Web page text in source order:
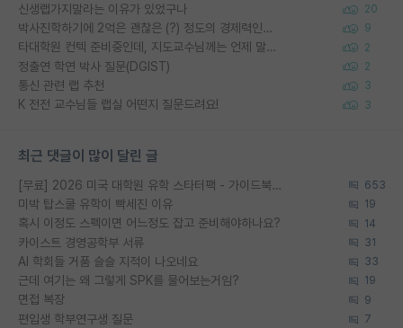
신생랩가지말라는 이유가 있었구나 20
박사진학하기에 2억은 괜찮은 (?) 정도의 경제력인가요 9
타대학원 컨텍 준비중인데, 지도교수님께는 언제 말씀드려야 할까요? 2
정출연 학연 박사 질문(DGIST) 2
통신 관련 랩 추천 3
K 전전 교수님들 랩실 어떤지 질문드려요! 3
최근 댓글이 많이 달린 글
[무료] 2026 미국 대학원 유학 스타터팩 - 가이드북 & 합격자 컨택메일 템플릿 653
미박 탑스쿨 유학이 빡세진 이유 19
혹시 이정도 스펙이면 어느정도 잡고 준비해야하나요? 14
카이스트 경영공학부 서류 31
AI 학회들 거품 슬슬 지적이 나오네요 33
근데 여기는 왜 그렇게 SPK를 물어보는거임? 19
면접 복장 9
편입생 학부연구생 질문 7